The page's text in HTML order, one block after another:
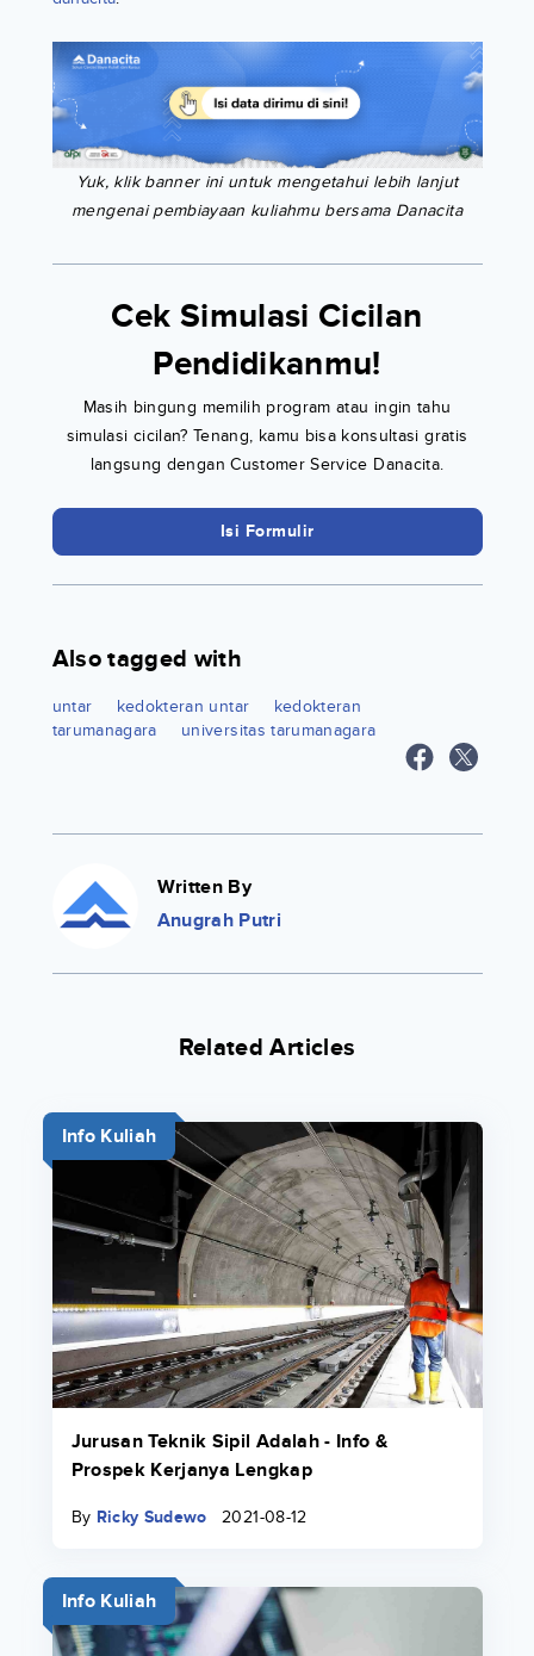
Yuk, klik banner ini untuk mengetahui lebih lanjut
mengenai pembiayaan kuliahmu bersama Danacita
Cek Simulasi Cicilan
Pendidikanmu!
Masih bingung memilih program atau ingin tahu
simulasi cicilan? Tenang, kamu bisa konsultasi gratis
langsung dengan Customer Service Danacita.
Isi Formulir
Also tagged with
untar kedokteran untar
kedokteran
tarumanagara
universitas tarumanagara
Written By
Anugrah Putri
Related Articles
Info Kuliah
Jurusan Teknik Sipil Adalah - Info &
Prospek Kerjanya Lengkap
By Ricky Sudewo 2021-08-12
Info Kuliah